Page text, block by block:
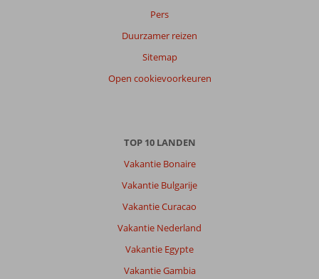
Pers
Duurzamer reizen
Sitemap
Open cookievoorkeuren
TOP 10 LANDEN
Vakantie Bonaire
Vakantie Bulgarije
Vakantie Curacao
Vakantie Nederland
Vakantie Egypte
Vakantie Gambia